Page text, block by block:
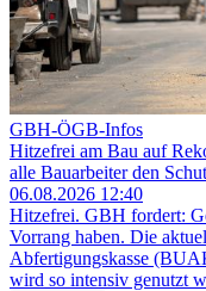
GBH-ÖGB-Infos
Hitzefrei am Bau auf
alle Bauarbeiter den
06.08.2026 12:40
Hitzefrei. GBH fordert:
Vorrang haben. Die
Abfertigungskasse
wird so intensiv genutzt